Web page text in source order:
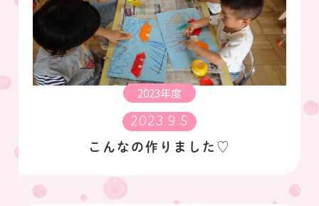
2023年度
2023.9.5
こんなの作りました♡